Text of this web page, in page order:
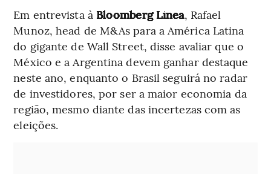
Em entrevista à Bloomberg Línea, Rafael
Munoz, head de M&As para a América Latina
do gigante de Wall Street, disse avaliar que o
México e a Argentina devem ganhar destaque
neste ano, enquanto o Brasil seguirá no radar
de investidores, por ser a maior economia da
região, mesmo diante das incertezas com as
eleições.